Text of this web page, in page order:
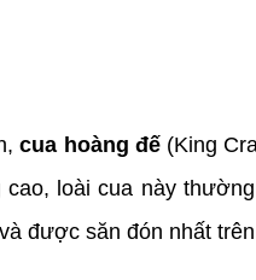
cua hoàng đế (King
loài cua này
được săn đón nhất